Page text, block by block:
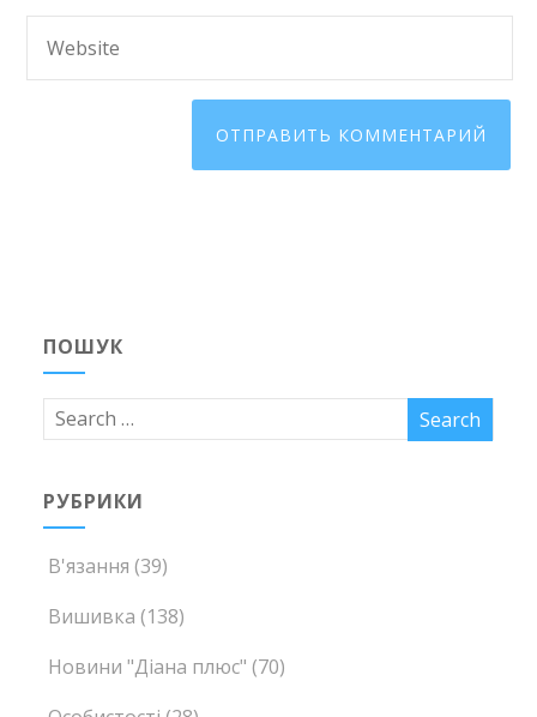
ПОШУК
РУБРИКИ
В'язання (39)
Вишивка (138)
Новини "Діана плюс" (70)